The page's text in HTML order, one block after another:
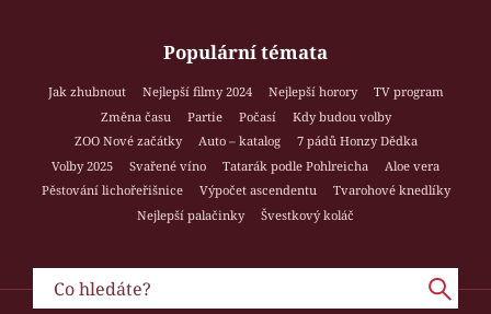
Populární témata
Jak zhubnout Nejlepší filmy 2024 Nejlepší horory
TV program
Změna času
Partie Počasí
Kdy budou volby
ZOO Nové začátky
Auto – katalog
7 pádů Honzy Dědka
Volby 2025
Svařené víno Tatarák podle Pohlreicha
Aloe vera
Pěstování lichořeřišnice
Výpočet ascendentu
Tvarohové knedlíky
Nejlepší palačinky
Švestkový koláč